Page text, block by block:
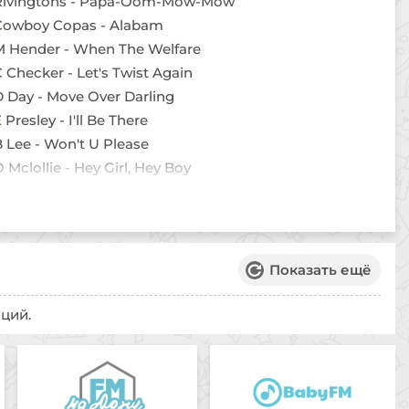
Copas - Alabam
Hender - When The Welfare
Checker - Let's Twist Again
Day - Move Over Darling
Presley - I'll Be There
Lee - Won't U Please
Mclollie - Hey Girl, Hey Boy
Bennett - Seventeen
Little Richard - Bama Lama Bama Loo
Charles - I've Got A Woman
F Young - Hello Walls
G Allison - U Can Make It If U Try
R Dee - Work Out
Показать ещё